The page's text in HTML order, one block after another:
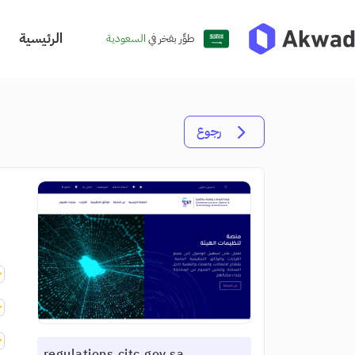
طوِّر بفخر فيالسعودية الرئيسية
رجوع